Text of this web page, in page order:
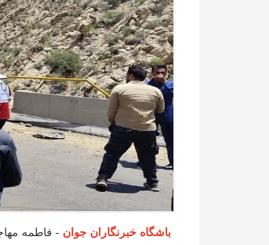
باشگاه خبرنگاران جوان - فاطمه